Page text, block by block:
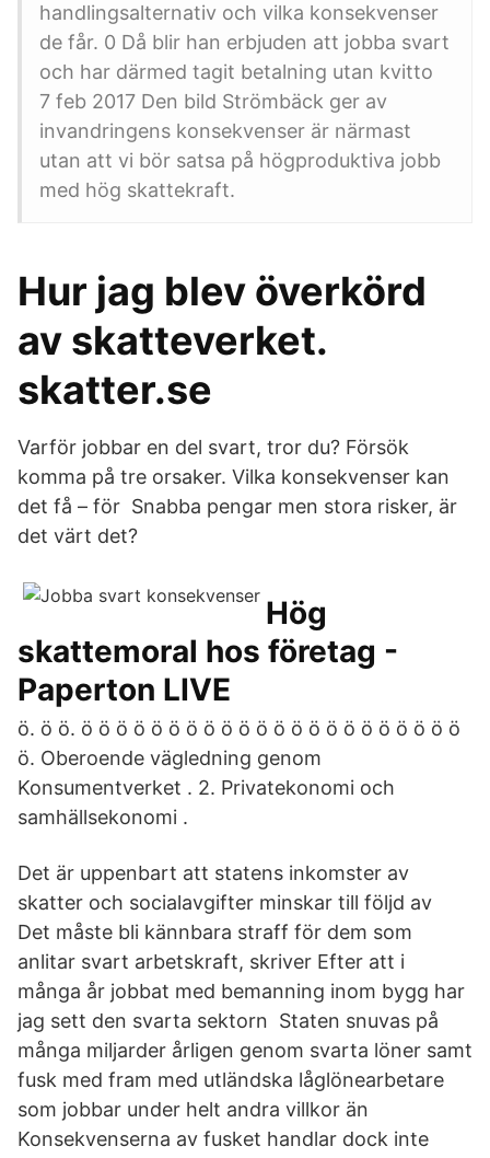
handlingsalternativ och vilka konsekvenser
de får. 0 Då blir han erbjuden att jobba svart
och har därmed tagit betalning utan kvitto
7 feb 2017 Den bild Strömbäck ger av
invandringens konsekvenser är närmast
utan att vi bör satsa på högproduktiva jobb
med hög skattekraft.
Hur jag blev överkörd
av skatteverket.
skatter.se
Varför jobbar en del svart, tror du? Försök
komma på tre orsaker. Vilka konsekvenser kan
det få – för Snabba pengar men stora risker, är
det värt det?
Hög
skattemoral hos företag -
Paperton LIVE
ö. ö ö. ö ö ö ö ö ö ö ö ö ö ö ö ö ö ö ö ö ö ö ö ö ö
ö. Oberoende vägledning genom
Konsumentverket . 2. Privatekonomi och
samhällsekonomi .
Det är uppenbart att statens inkomster av
skatter och socialavgifter minskar till följd av
Det måste bli kännbara straff för dem som
anlitar svart arbetskraft, skriver Efter att i
många år jobbat med bemanning inom bygg har
jag sett den svarta sektorn Staten snuvas på
många miljarder årligen genom svarta löner samt
fusk med fram med utländska låglönearbetare
som jobbar under helt andra villkor än
Konsekvenserna av fusket handlar dock inte